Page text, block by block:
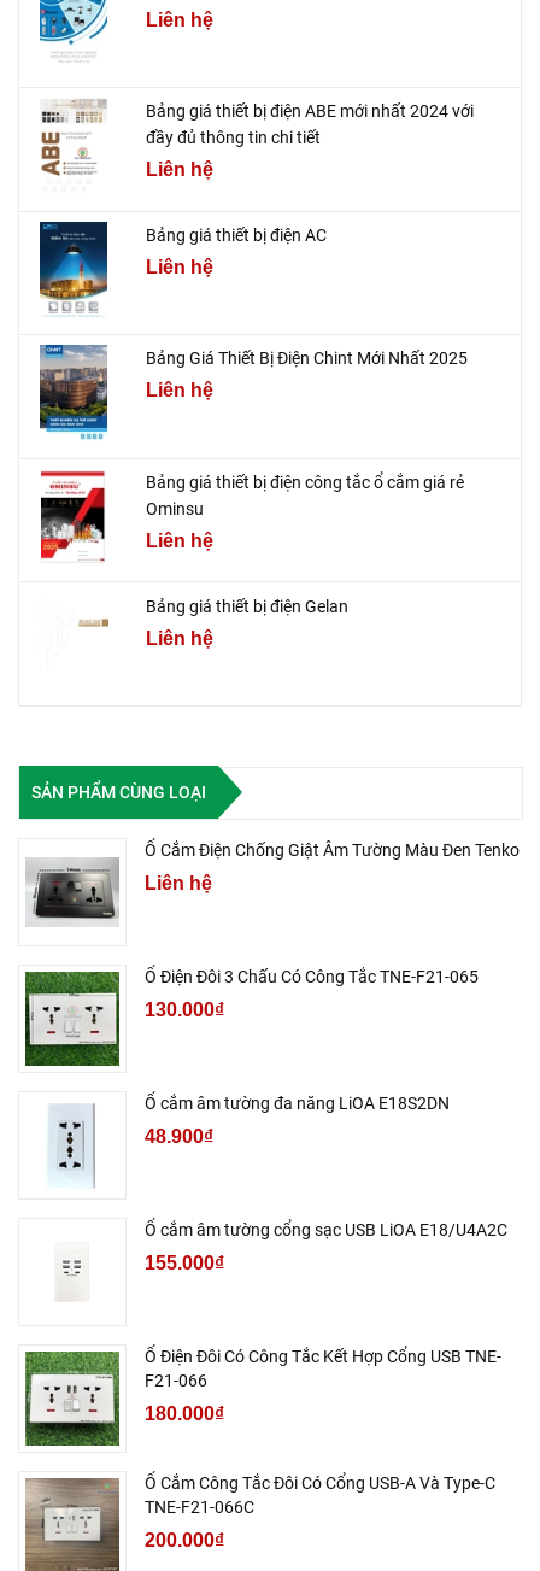
Liên hệ
Bảng giá thiết bị điện ABE mới nhất 2024 với
đầy đủ thông tin chi tiết
Liên hệ
Bảng giá thiết bị điện AC
Liên hệ
Bảng Giá Thiết Bị Điện Chint Mới Nhất 2025
Liên hệ
Bảng giá thiết bị điện công tắc ổ cắm giá rẻ
Ominsu
Liên hệ
Bảng giá thiết bị điện Gelan
Liên hệ
SẢN PHẨM CÙNG LOẠI
Ổ Cắm Điện Chống Giật Âm Tường Màu Đen Tenko
Liên hệ
Ổ Điện Đôi 3 Chấu Có Công Tắc TNE-F21-065
130.000₫
Ổ cắm âm tường đa năng LiOA E18S2DN
48.900₫
Ổ cắm âm tường cổng sạc USB LiOA E18/U4A2C
155.000₫
Ổ Điện Đôi Có Công Tắc Kết Hợp Cổng USB TNE-
F21-066
180.000₫
Ổ Cắm Công Tắc Đôi Có Cổng USB-A Và Type-C
TNE-F21-066C
200.000₫